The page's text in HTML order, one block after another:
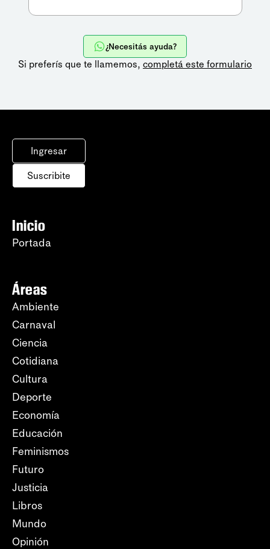
¿Necesitás ayuda?
Si preferís que te llamemos, completá este formulario
Ingresar
Suscribite
Inicio
Portada
Áreas
Ambiente
Carnaval
Ciencia
Cotidiana
Cultura
Deporte
Economía
Educación
Feminismos
Futuro
Justicia
Libros
Mundo
Opinión